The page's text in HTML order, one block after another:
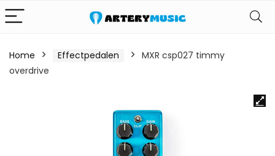
Home Effectpedalen
MXR csp027 timmy
overdrive